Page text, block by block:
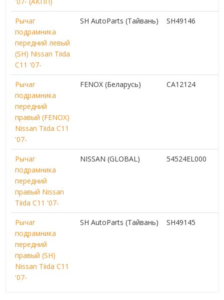
Рычаг
подрамника
передний левый
(SH) Nissan Tiida
C11 '07-
SH AutoParts (Тайвань) SH49146
Рычаг
подрамника
передний
правый (FENOX)
Nissan Tiida C11
'07-
FENOX (Беларусь) CA12124
Рычаг
подрамника
передний
правый Nissan
Tiida C11 '07-
NISSAN (GLOBAL) 54524EL000
Рычаг
подрамника
передний
правый (SH)
Nissan Tiida C11
'07-
SH AutoParts (Тайвань) SH49145